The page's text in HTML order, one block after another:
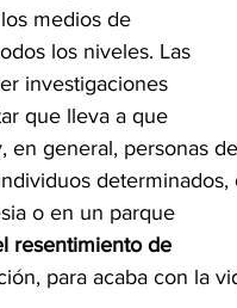
medios de
los niveles. Las
investigaciones
que lleva a que
en general, personas de
determinados,
o en un parque
resentimiento de
para acaba con la